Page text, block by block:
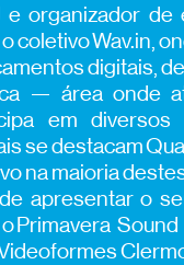
e organizador
coletivo Wav.in,
digitais,
— área onde
em
se destacam
na maioria
apresentar o
Primavera